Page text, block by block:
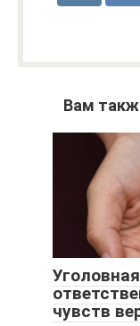
Вам
чувств